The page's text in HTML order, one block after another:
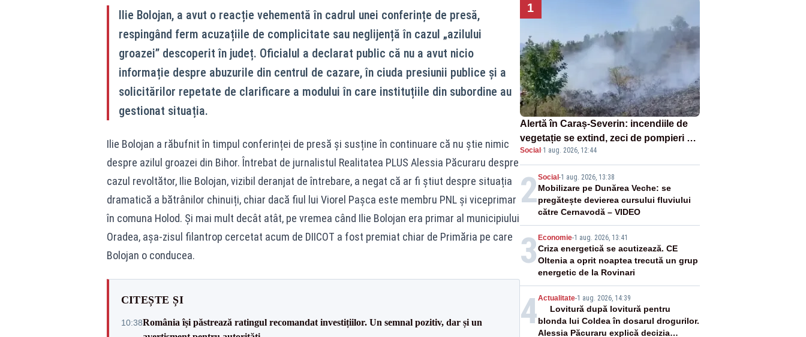
Ilie Bolojan, a avut o reacție vehementă în cadrul unei conferințe de presă,
respingând ferm acuzațiile de complicitate sau neglijență în cazul „azilului
groazei” descoperit în județ. Oficialul a declarat public că nu a avut nicio
informație despre abuzurile din centrul de cazare, în ciuda presiunii publice și a
solicitărilor repetate de clarificare a modului în care instituțiile din subordine au
gestionat situația.
Ilie Bolojan a răbufnit în timpul conferinței de presă și susține în continuare că nu știe nimic
despre azilul groazei din Bihor. Întrebat de jurnalistul Realitatea PLUS Alessia Păcuraru despre
cazul revoltător, Ilie Bolojan, vizibil deranjat de întrebare, a negat că ar fi știut despre situația
dramatică a bătrânilor chinuiți, chiar dacă fiul lui Viorel Pașca este membru PNL și viceprimar
în comuna Holod. Și mai mult decât atât, pe vremea când Ilie Bolojan era primar al municipiului
Oradea, așa-zisul filantrop cercetat acum de DIICOT a fost premiat chiar de Primăria pe care
Bolojan o conducea.
CITEȘTE ȘI
10:38România își păstrează ratingul recomandat investițiilor. Un semnal pozitiv, dar și un
1
Alertă în Caraș-Severin: incendiile de
vegetație se extind, zeci de pompieri și
silvicultori se luptă cu flăcările - VIDEO
Social ·1 aug. 2026, 12:44
2Social -1 aug. 2026, 13:38
Mobilizare pe Dunărea Veche: se
pregătește devierea cursului fluviului
către Cernavodă – VIDEO
3 Economie-1 aug. 2026, 13:41
Criza energetică se acutizează. CE
Oltenia a oprit noaptea trecută un grup
energetic de la Rovinari
4Actualitate-1 aug. 2026, 14:39
Lovitură după lovitură pentru
blonda lui Coldea în dosarul drogurilor.
Alessia Păcuraru explică decizia